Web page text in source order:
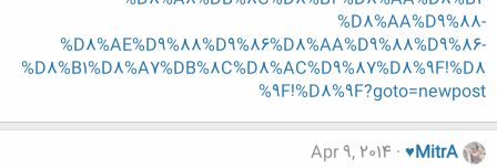
%D8%AA%D9%88-
%D8%AE%D9%88%D9%86%D8%AA%D9%88%D9%86-
%D8%B1%D8%A7%DB%8C%D8%AC%D9%87%D8%9F!%D8
%9F!%D8%9F?goto=newpost
♥MitrA
Apr 9, 2014